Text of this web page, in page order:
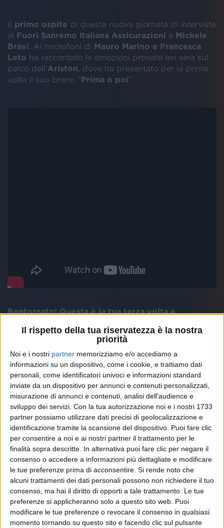
Il rispetto della tua riservatezza è la nostra
priorità
Noi e i nostri partner memorizziamo e/o accediamo a
informazioni su un dispositivo, come i cookie, e trattiamo dati
personali, come identificatori univoci e informazioni standard
inviate da un dispositivo per annunci e contenuti personalizzati,
misurazione di annunci e contenuti, analisi dell'audience e
sviluppo dei servizi. Con la tua autorizzazione noi e i nostri 1733
partner possiamo utilizzare dati precisi di geolocalizzazione e
identificazione tramite la scansione del dispositivo. Puoi fare clic
per consentire a noi e ai nostri partner il trattamento per le
finalità sopra descritte. In alternativa puoi fare clic per negare il
consenso o accedere a informazioni più dettagliate e modificare
le tue preferenze prima di acconsentire. Si rende noto che
alcuni trattamenti dei dati personali possono non richiedere il tuo
consenso, ma hai il diritto di opporti a tale trattamento. Le tue
preferenze si applicheranno solo a questo sito web. Puoi
modificare le tue preferenze o revocare il consenso in qualsiasi
momento tornando su questo sito e facendo clic sul pulsante
Il primo ospite di questa nuova giornata di interviste
al Fuori Sanremo Italiana Assicurazioni è Michele
Bravi . Ai microfoni di Mauro Marino e Francesca
Leto ha raccontato le emozioni provate ieri sera sul
palco dell’Ariston , dove ha presentato per la prima
volta il suo brano “Prima o poi”.
Bentornato! Questa è la tua terza volta a
Terza e spero non ultima. Si dice “non c’è due senza
tre”, ma dopo? Sono stato anche due volte come
ospite, quasi veterano.
Sembri molto tranquillo, un Michele sereno.
Sì, sono tranquillo. Ho iniziato a dire le cose che dice
mio nonno: “Quando c’è la salute c’è tutto”.
Come hai vissuto questa prima serata del Festival?
Io l’ho vissuta benissimo, tutto bellissimo. C’è da dire
però che durante la settimana non mi risento. Me la
sono goduta e vissuta. Spero sia andata bene
vedendola da casa.
A chi chiedi il primo parere quando scendi dal
palco?
Alla mamma. Però non è oggettiva, mi dice sempre